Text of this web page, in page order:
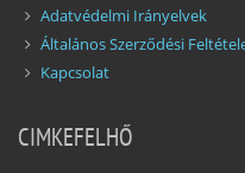
Adatvédelmi Irányelvek
Általános Szerződési
Kapcsolat
CIMKEFELHŐ